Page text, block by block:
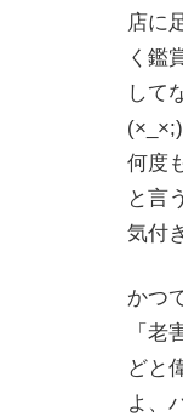
店に
く鑑
して
何度
と言
気付
かつ
「
どと
よ、